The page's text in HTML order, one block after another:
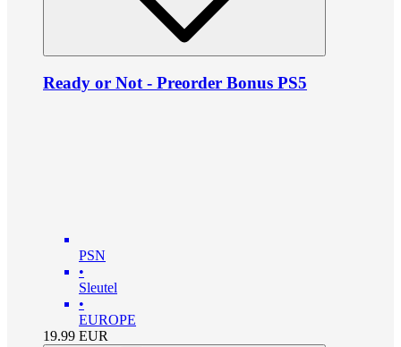
Ready or Not - Preorder Bonus PS5
PSN
•
Sleutel
•
EUROPE
19.99 EUR